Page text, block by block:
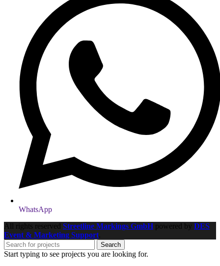
WhatsApp
All rights reserved Streetline Markings GmbH powered by DES
Event & Marketing Support
Search
Start typing to see projects you are looking for.